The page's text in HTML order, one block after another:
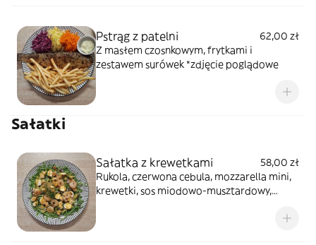
Pstrąg z patelni
62,00 zł
Z masłem czosnkowym, frytkami i
zestawem surówek *zdjęcie poglądowe
Sałatki
Sałatka z krewetkami
58,00 zł
Rukola, czerwona cebula, mozzarella mini,
krewetki, sos miodowo-musztardowy,